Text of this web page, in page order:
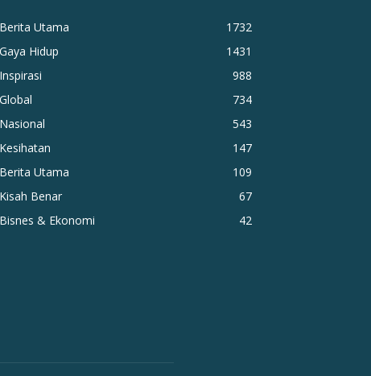
Berita Utama
1732
Gaya Hidup
1431
Inspirasi
988
Global
734
Nasional
543
Kesihatan
147
Berita Utama
109
Kisah Benar
67
Bisnes & Ekonomi
42